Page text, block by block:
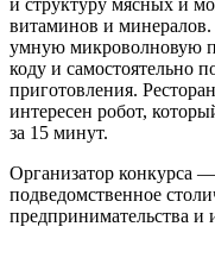
и структуру мясных и
витаминов и
умную микроволновую
коду и самостоятельно
приготовления.
интересен робот,
за 15 минут.
Организатор конкурса
подведомственное
предпринимательства и